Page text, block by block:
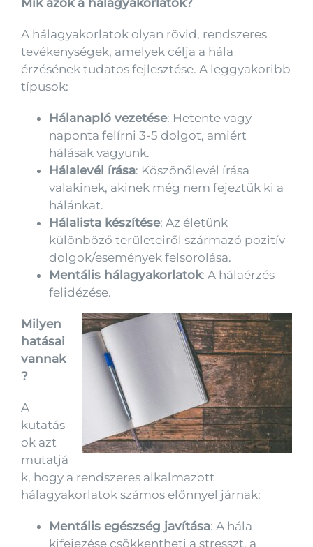
A hálagyakorlatok olyan rövid, rendszeres
tevékenységek, amelyek célja a hála
érzésének tudatos fejlesztése. A leggyakoribb
típusok:
Hálanapló vezetése: Hetente vagy
naponta felírni 3-5 dolgot, amiért
hálásak vagyunk.
Hálalevél írása: Köszönőlevél írása
valakinek, akinek még nem fejeztük ki a
hálánkat.
Hálalista készítése: Az életünk
különböző területeiről származó pozitív
dolgok/események felsorolása.
Mentális hálagyakorlatok: A hálaérzés
felidézése.
Milyen
hatásai
vannak
?
A
kutatás
ok azt
mutatjá
k, hogy a rendszeres alkalmazott
hálagyakorlatok számos előnnyel járnak:
Mentális egészség javítása: A hála
kifejezése csökkentheti a stresszt, a